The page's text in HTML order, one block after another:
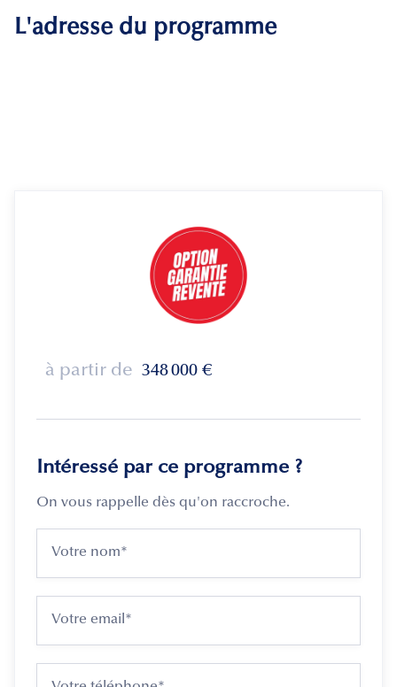
L'adresse du programme
à partir de 348 000 €
Intéressé par ce programme ?
On vous rappelle dès qu'on raccroche.